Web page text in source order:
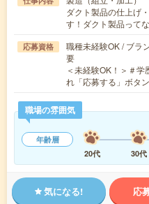
ダクト製品の仕上げ
す！ダクト製品って
応募資格
職種未経験OK / ブラ
要
＜未経験OK！＞＃
れ「応募する」ボタ
職場の雰囲気
年齢層
20代
30代
気になる! 応